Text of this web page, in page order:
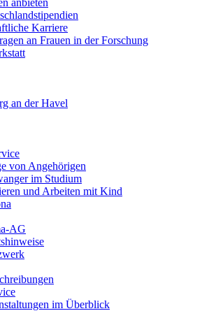
anbieten
Karriere
an Frauen in der Forschung
an der Havel
von Angehörigen
im Studium
und Arbeiten mit Kind
AG
im Überblick